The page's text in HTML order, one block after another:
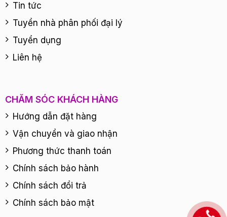
Tin tức
Tuyển nhà phân phối đại lý
Tuyển dụng
Liên hệ
CHĂM SÓC KHÁCH HÀNG
Hướng dẫn đặt hàng
Vận chuyển và giao nhận
Phương thức thanh toán
Chính sách bảo hành
Chính sách đổi trả
Chính sách bảo mật